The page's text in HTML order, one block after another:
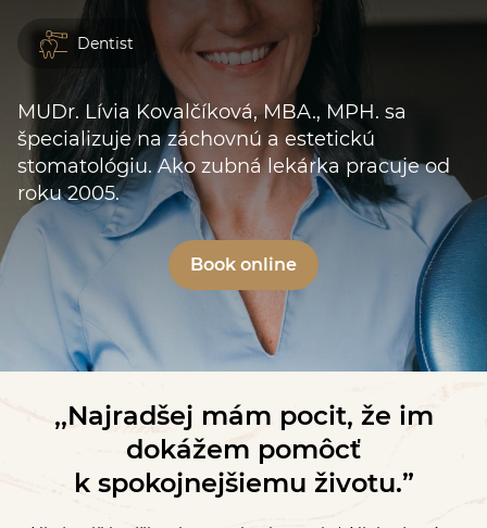
Dentist
MUDr. Lívia Kovalčíková, MBA., MPH. sa
špecializuje na záchovnú a estetickú
stomatológiu. Ako zubná lekárka pracuje od
roku 2005.
Book online
,,Najradšej mám pocit, že im
dokážem pomôcť
k spokojnejšiemu životu.”